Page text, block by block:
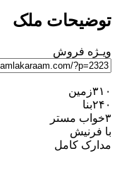
توضیحات ملک
ویـژه فروش
۳۱۰زمین
۲۴۰بنا
۳خواب مستر
با فرنیش
مدارک کامل